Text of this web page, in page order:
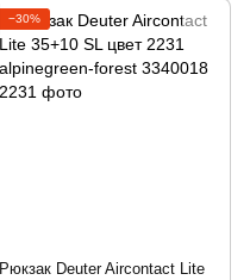
−30%
Рюкзак Deuter Aircontact Lite